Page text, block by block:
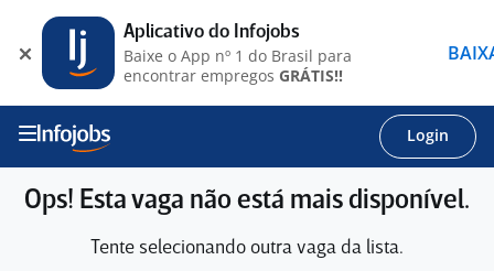
Login
Ops! Esta vaga não está mais disponível.
Tente selecionando outra vaga da lista.
Aplicativo do Infojobs
Baixe o App nº 1 do Brasil para
encontrar empregos GRÁTIS!!